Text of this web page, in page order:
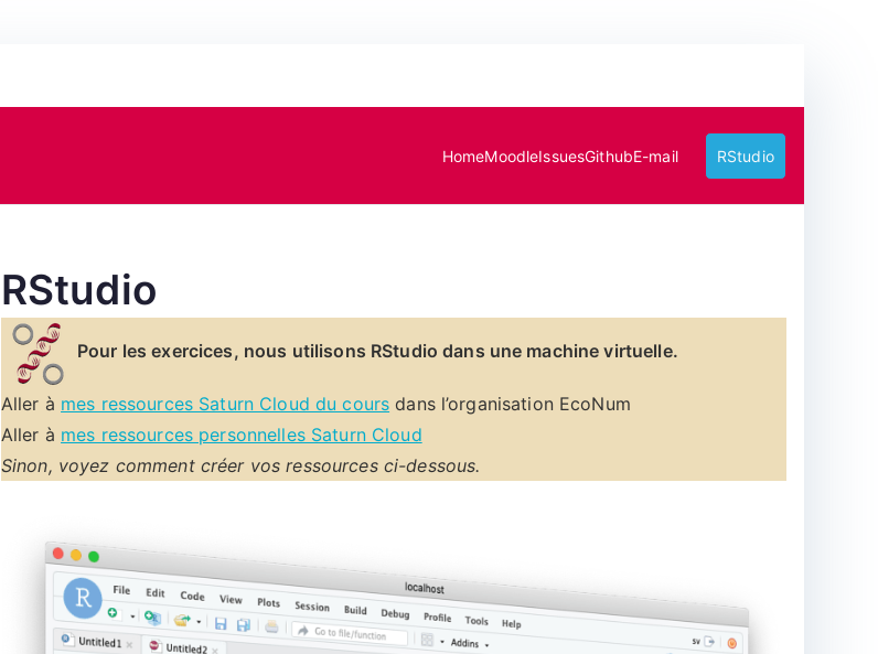
HomeMoodleIssuesGithubE-mail RStudio
RStudio
Pour les exercices, nous utilisons RStudio dans une machine virtuelle.
Aller à mes ressources Saturn Cloud du cours dans l’organisation EcoNum
Aller à mes ressources personnelles Saturn Cloud
Sinon, voyez comment créer vos ressources ci-dessous.